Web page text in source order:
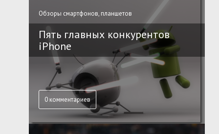
Обзоры смартфонов, планшетов
Пять главных конкурентов
iPhone
0 комментариев